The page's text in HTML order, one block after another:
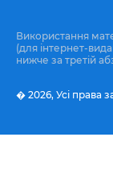
Використання
(для інтернет-
нижче за третій
� 2026, Усі права